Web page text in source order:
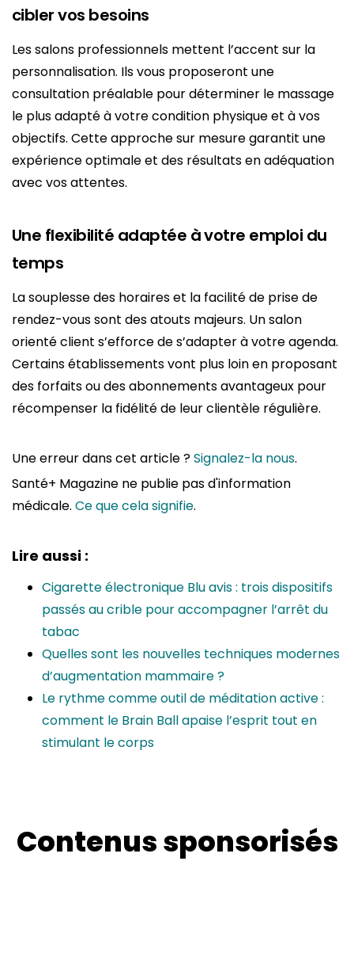
cibler vos besoins
Les salons professionnels mettent l’accent sur la
personnalisation. Ils vous proposeront une
consultation préalable pour déterminer le massage
le plus adapté à votre condition physique et à vos
objectifs. Cette approche sur mesure garantit une
expérience optimale et des résultats en adéquation
avec vos attentes.
Une flexibilité adaptée à votre emploi du
temps
La souplesse des horaires et la facilité de prise de
rendez-vous sont des atouts majeurs. Un salon
orienté client s’efforce de s’adapter à votre agenda.
Certains établissements vont plus loin en proposant
des forfaits ou des abonnements avantageux pour
récompenser la fidélité de leur clientèle régulière.
Une erreur dans cet article ?Signalez-la nous.
Santé+ Magazine ne publie pas d'information
médicale. Ce que cela signifie.
Lire aussi :
Cigarette électronique Blu avis : trois dispositifs
passés au crible pour accompagner l’arrêt du
tabac
Quelles sont les nouvelles techniques modernes
d’augmentation mammaire ?
Le rythme comme outil de méditation active :
comment le Brain Ball apaise l’esprit tout en
stimulant le corps
Contenus sponsorisés